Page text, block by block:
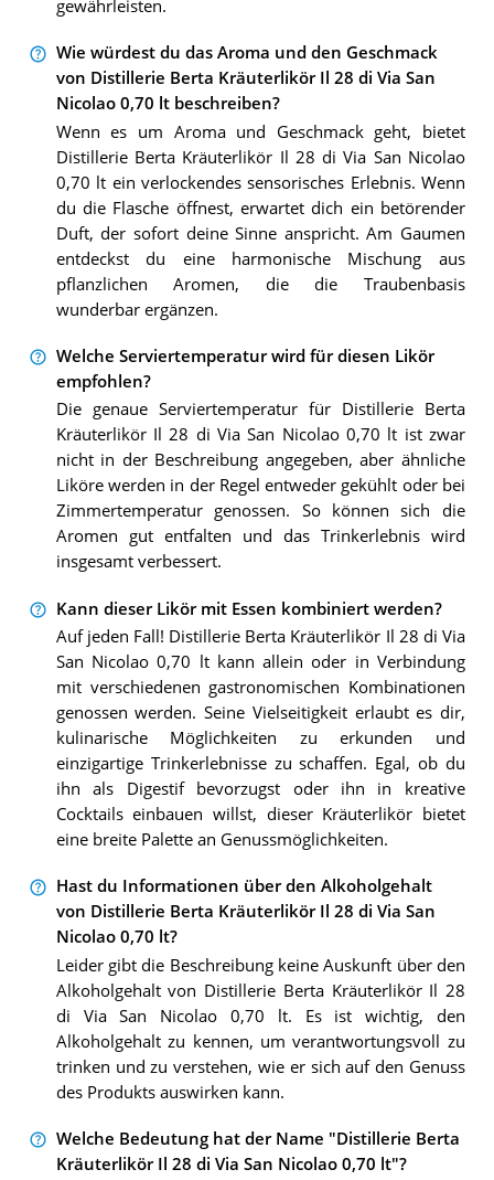
gewährleisten.
Wie würdest du das Aroma und den Geschmack
von Distillerie Berta Kräuterlikör Il 28 di Via San
Nicolao 0,70 lt beschreiben?
Wenn es um Aroma und Geschmack geht, bietet
Distillerie Berta Kräuterlikör Il 28 di Via San Nicolao
0,70 lt ein verlockendes sensorisches Erlebnis. Wenn
du die Flasche öffnest, erwartet dich ein betörender
Duft, der sofort deine Sinne anspricht. Am Gaumen
entdeckst du eine harmonische Mischung aus
pflanzlichen Aromen, die die Traubenbasis
wunderbar ergänzen.
Welche Serviertemperatur wird für diesen Likör
empfohlen?
Die genaue Serviertemperatur für Distillerie Berta
Kräuterlikör Il 28 di Via San Nicolao 0,70 lt ist zwar
nicht in der Beschreibung angegeben, aber ähnliche
Liköre werden in der Regel entweder gekühlt oder bei
Zimmertemperatur genossen. So können sich die
Aromen gut entfalten und das Trinkerlebnis wird
insgesamt verbessert.
Kann dieser Likör mit Essen kombiniert werden?
Auf jeden Fall! Distillerie Berta Kräuterlikör Il 28 di Via
San Nicolao 0,70 lt kann allein oder in Verbindung
mit verschiedenen gastronomischen Kombinationen
genossen werden. Seine Vielseitigkeit erlaubt es dir,
kulinarische Möglichkeiten zu erkunden und
einzigartige Trinkerlebnisse zu schaffen. Egal, ob du
ihn als Digestif bevorzugst oder ihn in kreative
Cocktails einbauen willst, dieser Kräuterlikör bietet
eine breite Palette an Genussmöglichkeiten.
Hast du Informationen über den Alkoholgehalt
von Distillerie Berta Kräuterlikör Il 28 di Via San
Nicolao 0,70 lt?
Leider gibt die Beschreibung keine Auskunft über den
Alkoholgehalt von Distillerie Berta Kräuterlikör Il 28
di Via San Nicolao 0,70 lt. Es ist wichtig, den
Alkoholgehalt zu kennen, um verantwortungsvoll zu
trinken und zu verstehen, wie er sich auf den Genuss
des Produkts auswirken kann.
Welche Bedeutung hat der Name "Distillerie Berta
Kräuterlikör Il 28 di Via San Nicolao 0,70 lt"?